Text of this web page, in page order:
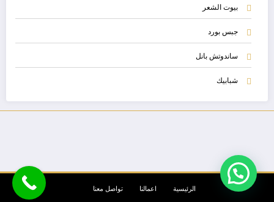
بيوت الشعر
جبس بورد
ساندوتش بانل
شبابيك
الرئيسية اعمالنا تواصل معنا